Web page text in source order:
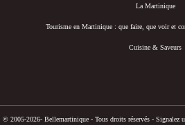
La Martinique
Tourisme en Martinique : que faire, que voir et
Cuisine & Saveurs
© 2005-2026- Bellemartinique - Tous droits réservés - Signalez